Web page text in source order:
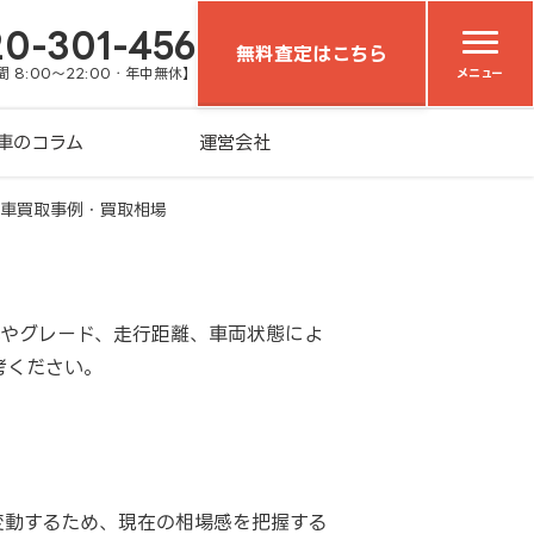
301-456
間 8:00～22:00・年中無休】
無料査定はこちら
メニュー
のコラム 運営会社
買取事例・買取相場
グレード、走行距離、車両状態によ
ださい。
するため、現在の相場感を把握する